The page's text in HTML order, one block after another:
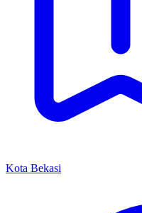
Kota Bekasi